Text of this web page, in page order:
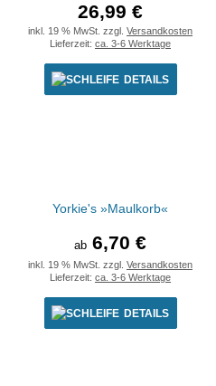
26,99 €
inkl. 19 % MwSt. zzgl. Versandkosten
Lieferzeit: ca. 3-6 Werktage
DETAILS
Yorkie's »Maulkorb«
ab 6,70 €
inkl. 19 % MwSt. zzgl. Versandkosten
Lieferzeit: ca. 3-6 Werktage
DETAILS